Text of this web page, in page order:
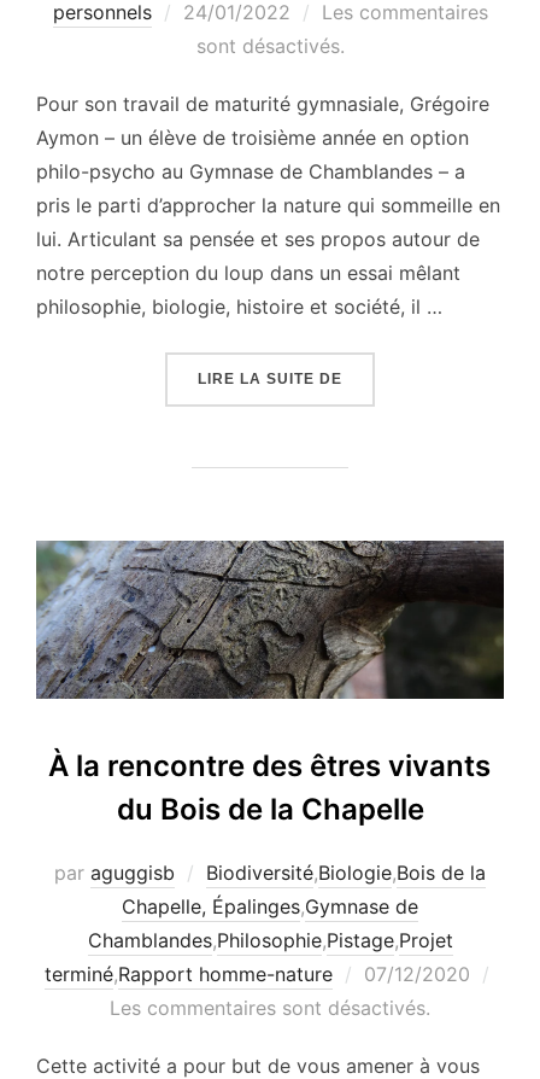
personnels
Publié
24/01/2022
Les commentaires
sont désactivés.
Pour son travail de maturité gymnasiale, Grégoire
Aymon – un élève de troisième année en option
philo-psycho au Gymnase de Chamblandes – a
pris le parti d’approcher la nature qui sommeille en
lui. Articulant sa pensée et ses propos autour de
notre perception du loup dans un essai mêlant
philosophie, biologie, histoire et société, il …
LIRE LA SUITE DE
À la rencontre des êtres vivants
du Bois de la Chapelle
par aguggisb Biodiversité,Biologie,Bois de la
Chapelle, Épalinges,Gymnase de
Chamblandes,Philosophie,Pistage,Projet
terminé,Rapport homme-nature
Publié
le
07/12/2020
Les commentaires sont désactivés.
Cette activité a pour but de vous amener à vous